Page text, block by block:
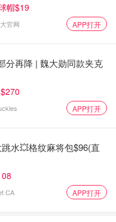
帽$19
官网 APP打开
分再降 | 魏大勋同款夹克
APP打开
水💥格纹麻将包$96(直
CA APP打开